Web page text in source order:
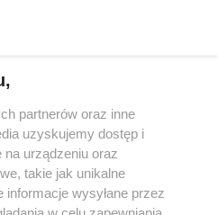
nie może być powielany i
w jakikolwiek sposób (w
na jakimkolwiek polu
włącznie z umieszczaniem w
praw. Jakiekolwiek użycie lub
w części z naruszeniem prawa,
pod groźbą kary i może być
partnerów oraz inne
uzyskujemy dostęp i
urządzeniu oraz
takie jak unikalne
informacje wysyłane przez
w celu zapewniania